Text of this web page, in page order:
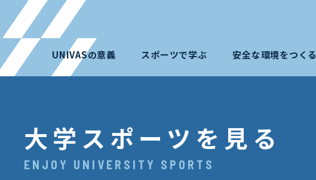
UNIVASの意義 スポーツで学ぶ 安全な環境をつくる
大学スポーツを見る
ENJOY UNIVERSITY SPORTS